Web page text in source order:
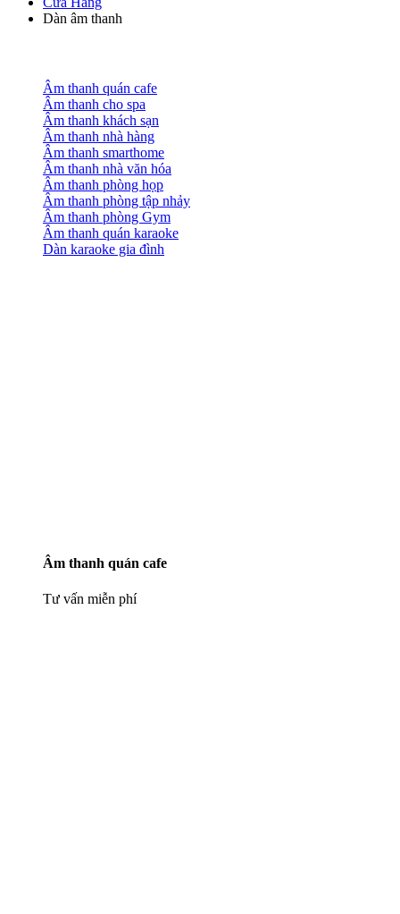
Dàn âm thanh
Âm thanh quán cafe
Âm thanh cho spa
Âm thanh khách sạn
Âm thanh nhà hàng
Âm thanh smarthome
Âm thanh nhà văn hóa
Âm thanh phòng họp
Âm thanh phòng tập nhảy
Âm thanh phòng Gym
Âm thanh quán karaoke
Dàn karaoke gia đình
Âm thanh quán cafe
Tư vấn miễn phí